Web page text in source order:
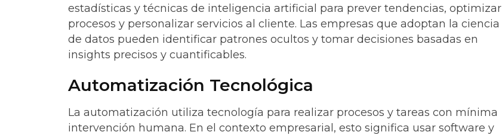
estadísticas y técnicas de inteligencia artificial para prever tendencias, optimizar
procesos y personalizar servicios al cliente. Las empresas que adoptan la ciencia
de datos pueden identificar patrones ocultos y tomar decisiones basadas en
insights precisos y cuantificables.
Automatización Tecnológica
La automatización utiliza tecnología para realizar procesos y tareas con mínima
intervención humana. En el contexto empresarial, esto significa usar software y